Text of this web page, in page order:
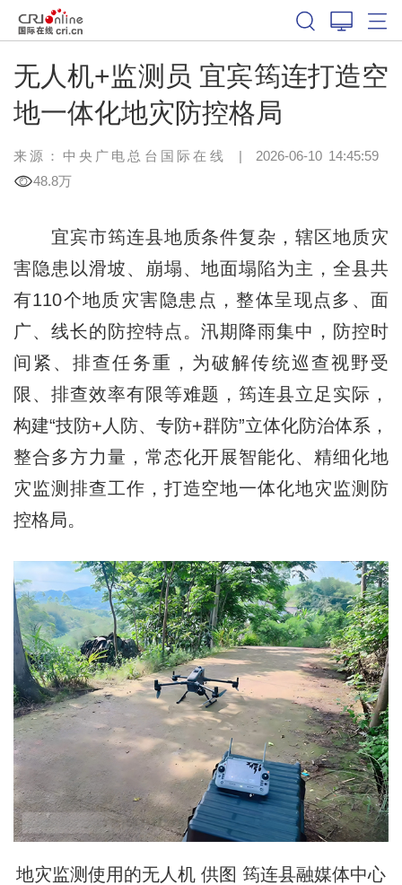
无人机+监测员 宜宾筠连打造空
地一体化地灾防控格局
来源：中央广电总台国际在线 | 2026-06-10 14:45:59
48.8万
宜宾市筠连县地质条件复杂，辖区地质灾
害隐患以滑坡、崩塌、地面塌陷为主，全县共
有110个地质灾害隐患点，整体呈现点多、面
广、线长的防控特点。汛期降雨集中，防控时
间紧、排查任务重，为破解传统巡查视野受
限、排查效率有限等难题，筠连县立足实际，
构建“技防+人防、专防+群防”立体化防治体系，
整合多方力量，常态化开展智能化、精细化地
灾监测排查工作，打造空地一体化地灾监测防
控格局。
地灾监测使用的无人机 供图 筠连县融媒体中心